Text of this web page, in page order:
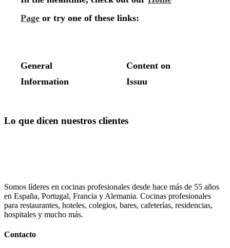
Lo que dicen nuestros clientes
Somos líderes en cocinas profesionales desde hace más de 55 años
en España, Portugal, Francia y Alemania. Cocinas profesionales
para restaurantes, hoteles, colegios, bares, cafeterías, residencias,
hospitales y mucho más.
Contacto